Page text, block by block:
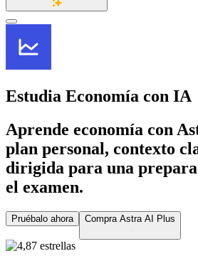
Estudia Economía con IA
Aprende economía con
plan personal, contexto
dirigida para una
el examen.
Pruébalo ahora Compra Astra AI Plus